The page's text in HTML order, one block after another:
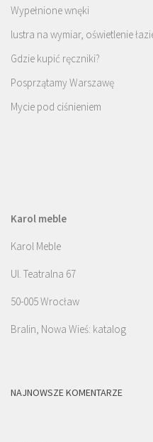
Wypełnione wnęki
lustra na wymiar, oświetlenie
Gdzie kupić ręczniki?
Posprzątamy Warszawę
Mycie pod ciśnieniem
Karol meble
Karol Meble
Ul. Teatralna 67
50-005 Wrocław
Bralin, Nowa Wieś: katalog
NAJNOWSZE KOMENTARZE